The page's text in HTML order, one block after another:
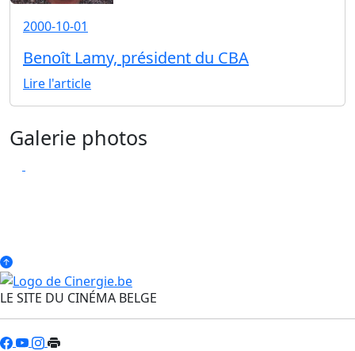
2000-10-01
Benoît Lamy, président du CBA
Lire l'article
Galerie photos
LE SITE DU CINÉMA BELGE